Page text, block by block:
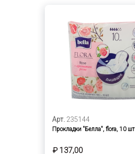
Арт. 235144
Прокладки "Белла", flora, 10 шт
₽ 137,00